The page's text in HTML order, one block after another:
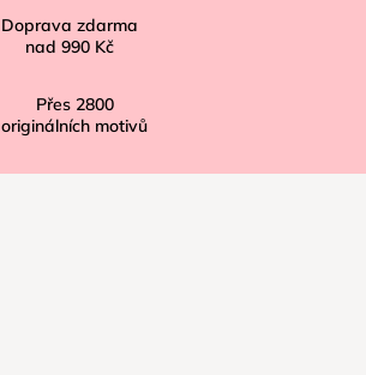
Doprava zdarma
nad 990 Kč
Přes 2800
originálních motivů